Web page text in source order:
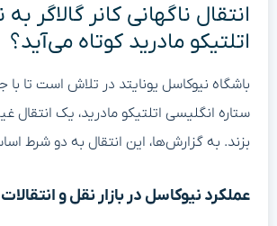
انتقال ناگهانی کانر گالاگر
اتلتیکو مادرید کوتاه می‌آید؟
باشگاه نیوکاسل یونایتد در تلاش است تا با
ستاره انگلیسی اتلتیکو مادرید، یک انتقال
بزند. به گزارش‌ها، این انتقال به دو شرط
عملکرد نیوکاسل در بازار نقل و